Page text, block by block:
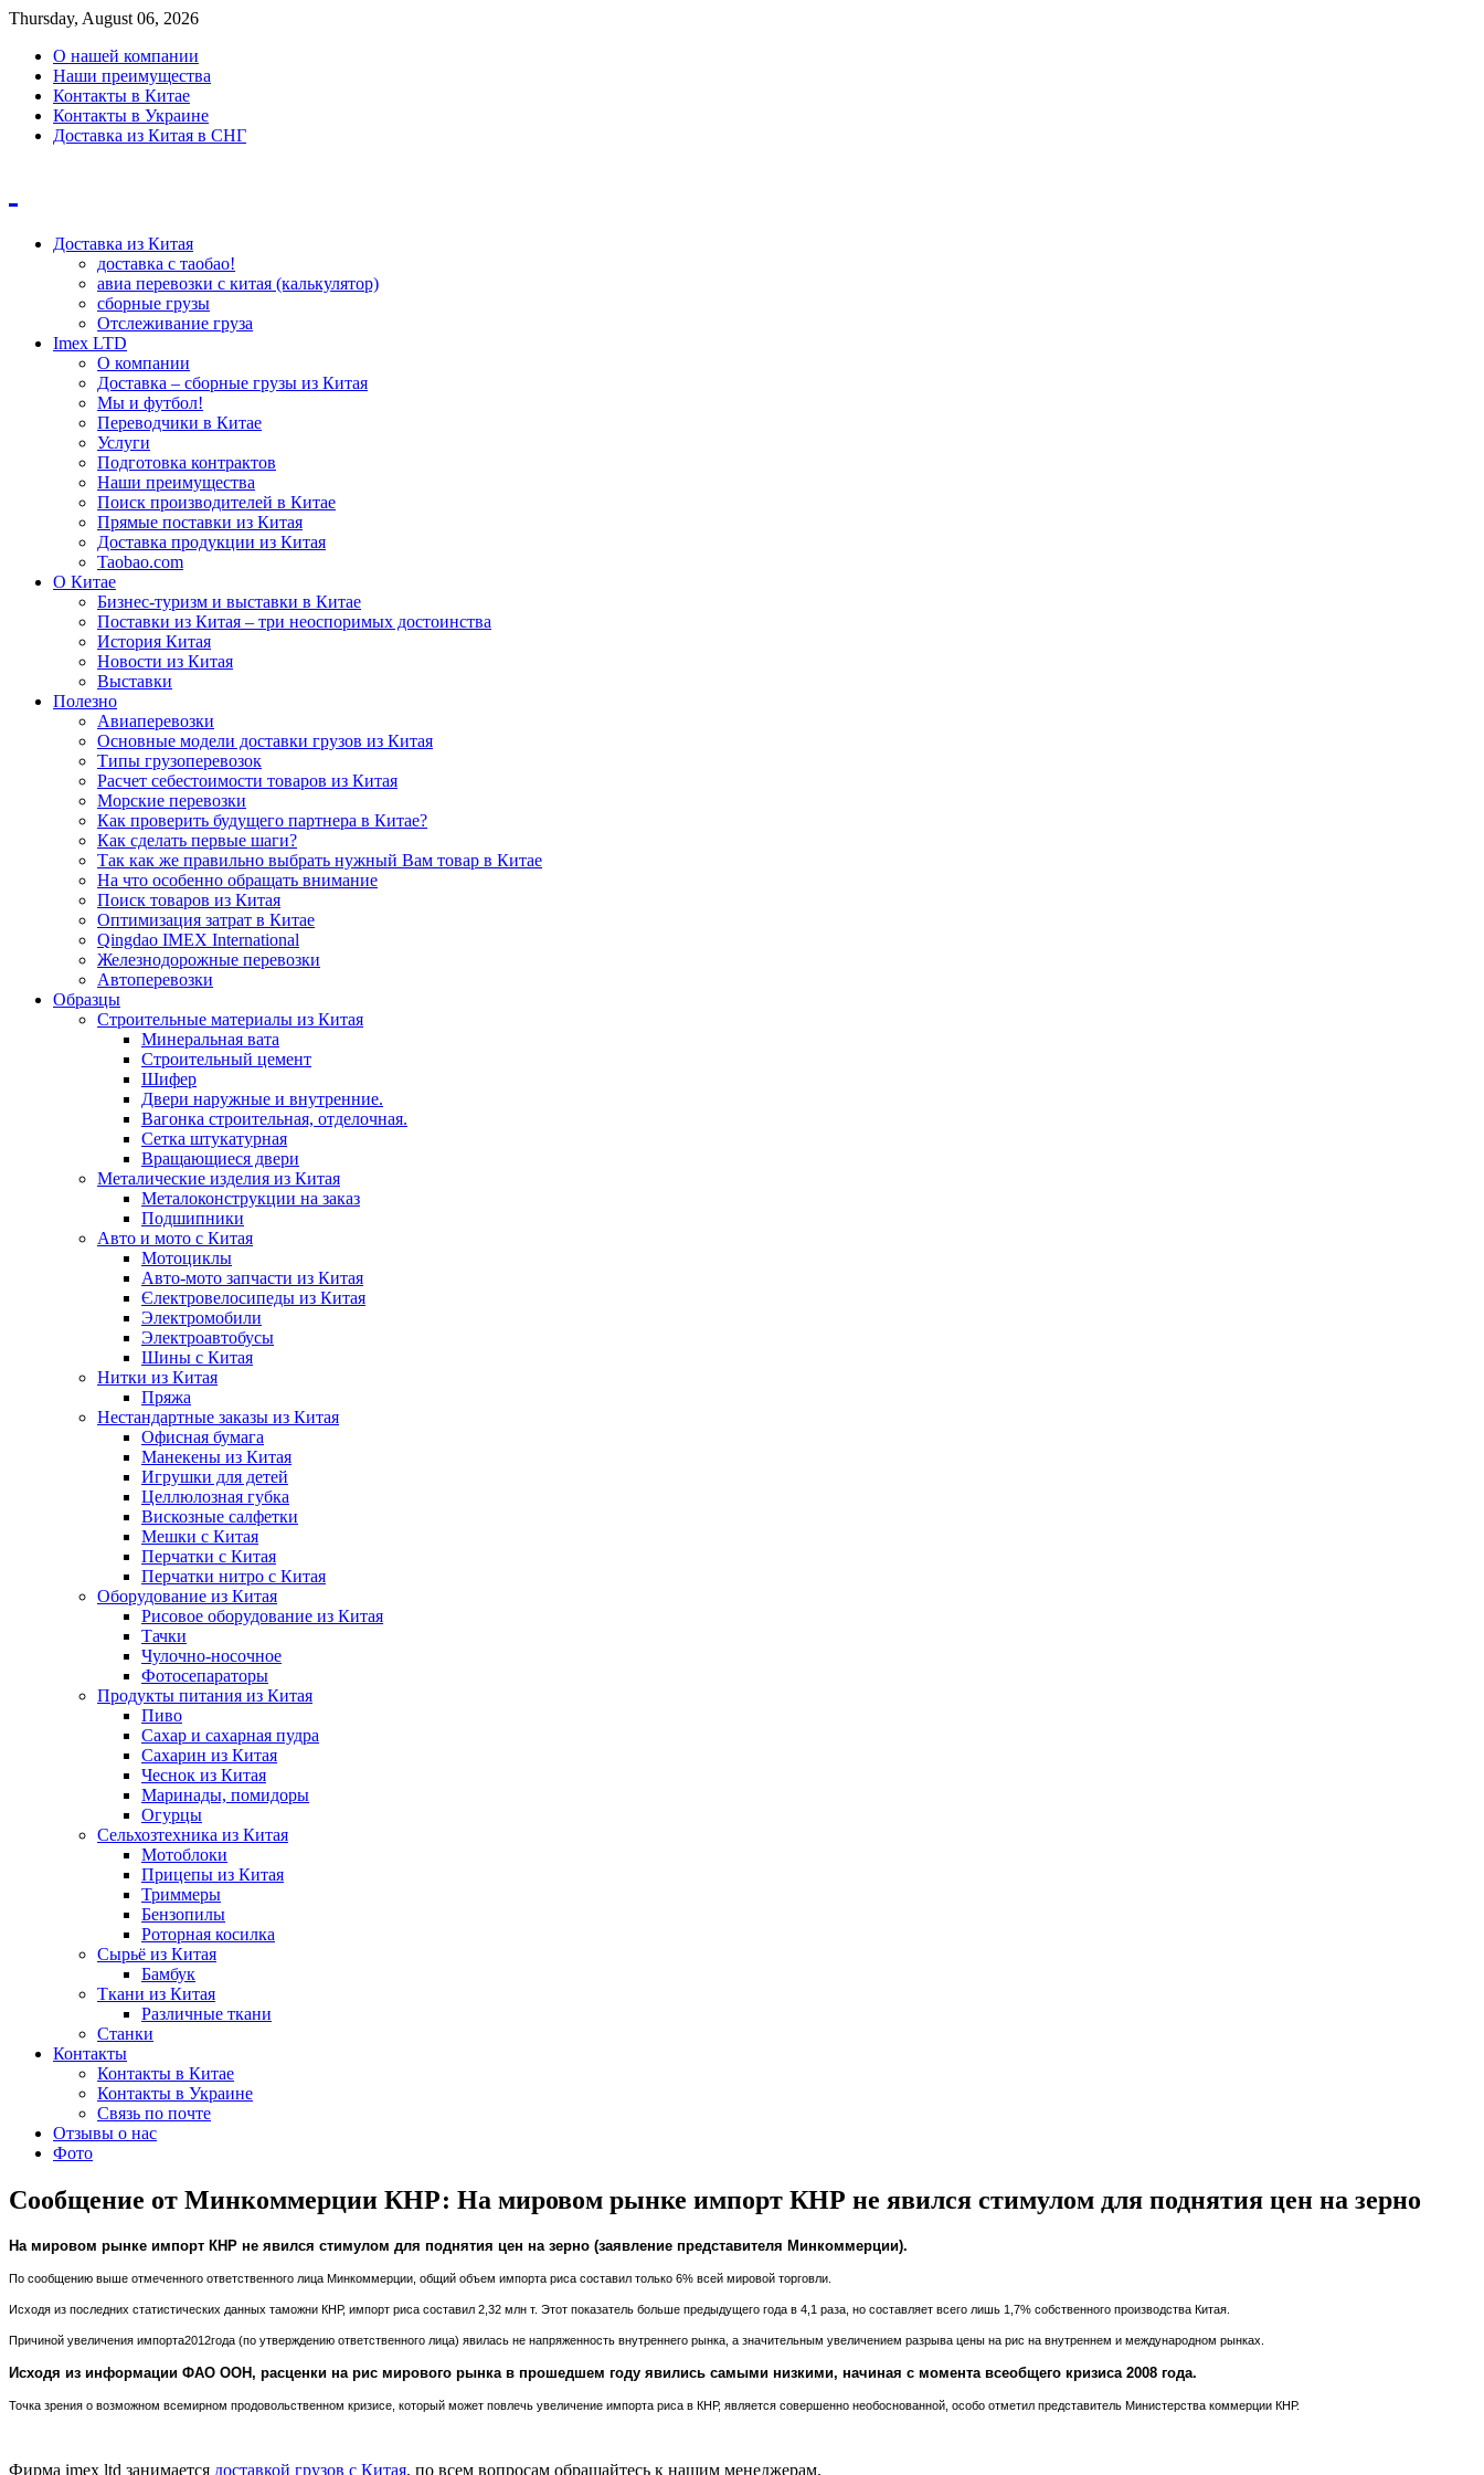
Thursday, August 06, 2026
О нашей компании
Наши преимущества
Контакты в Китае
Контакты в Украине
Доставка из Китая в СНГ
Доставка из Китая
доставка с таобао!
авиа перевозки с китая (калькулятор)
сборные грузы
Отслеживание груза
Imex LTD
О компании
Доставка – сборные грузы из Китая
Мы и футбол!
Переводчики в Китае
Услуги
Подготовка контрактов
Наши преимущества
Поиск производителей в Китае
Прямые поставки из Китая
Доставка продукции из Китая
Taobao.com
О Китае
Бизнес-туризм и выставки в Китае
Поставки из Китая – три неоспоримых достоинства
История Китая
Новости из Китая
Выставки
Полезно
Авиаперевозки
Основные модели доставки грузов из Китая
Типы грузоперевозок
Расчет себестоимости товаров из Китая
Морские перевозки
Как проверить будущего партнера в Китае?
Как сделать первые шаги?
Так как же правильно выбрать нужный Вам товар в Китае
На что особенно обращать внимание
Поиск товаров из Китая
Оптимизация затрат в Китае
Qingdao IMEX International
Железнодорожные перевозки
Автоперевозки
Образцы
Строительные материалы из Китая
Минеральная вата
Строительный цемент
Шифер
Двери наружные и внутренние.
Вагонка строительная, отделочная.
Сетка штукатурная
Вращающиеся двери
Металические изделия из Китая
Металоконструкции на заказ
Подшипники
Авто и мото с Китая
Мотоциклы
Авто-мото запчасти из Китая
Єлектровелосипеды из Китая
Электромобили
Электроавтобусы
Шины с Китая
Нитки из Китая
Пряжа
Нестандартные заказы из Китая
Офисная бумага
Манекены из Китая
Игрушки для детей
Целлюлозная губка
Вискозные салфетки
Мешки с Китая
Перчатки с Китая
Перчатки нитро с Китая
Оборудование из Китая
Рисовое оборудование из Китая
Тачки
Чулочно-носочное
Фотосепараторы
Продукты питания из Китая
Пиво
Сахар и сахарная пудра
Сахарин из Китая
Чеснок из Китая
Маринады, помидоры
Огурцы
Сельхозтехника из Китая
Мотоблоки
Прицепы из Китая
Триммеры
Бензопилы
Роторная косилка
Сырьё из Китая
Бамбук
Ткани из Китая
Различные ткани
Станки
Контакты
Контакты в Китае
Контакты в Украине
Связь по почте
Отзывы о нас
Фото
Сообщение от Минкоммерции КНР: На мировом рынке импорт КНР не явился стимулом для поднятия цен на зерно
На мировом рынке импорт КНР не явился стимулом для поднятия цен на зерно (заявление представителя Минкоммерции).
По сообщению выше отмеченного ответственного лица Минкоммерции, общий объем импорта риса составил только 6% всей мировой торговли.
Исходя из последних статистических данных таможни КНР, импорт риса составил 2,32 млн т. Этот показатель больше предыдущего года в 4,1 раза, но составляет всего лишь 1,7% собственного производства Китая.
Причиной увеличения импорта2012года (по утверждению ответственного лица) явилась не напряженность внутреннего рынка, а значительным увеличением разрыва цены на рис на внутреннем и международном рынках.
Исходя из информации ФАО ООН, расценки на рис мирового рынка в прошедшем году явились самыми низкими, начиная с момента всеобщего кризиса 2008 года.
Точка зрения о возможном всемирном продовольственном кризисе, который может повлечь увеличение импорта риса в КНР, является совершенно необоснованной, особо отметил представитель Министерства коммерции КНР.
Фирма imex ltd занимается доставкой грузов с Китая, по всем вопросам обращайтесь к нашим менеджерам.